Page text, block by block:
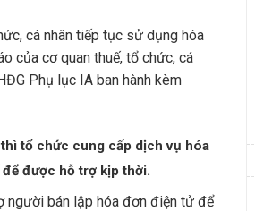
cá nhân tiếp tục sử dụng hóa
của cơ quan thuế, tổ chức, cá
Phụ lục IA ban hành kèm
tổ chức cung cấp dịch vụ hóa
được hỗ trợ kịp thời.
người bán lập hóa đơn điện tử để